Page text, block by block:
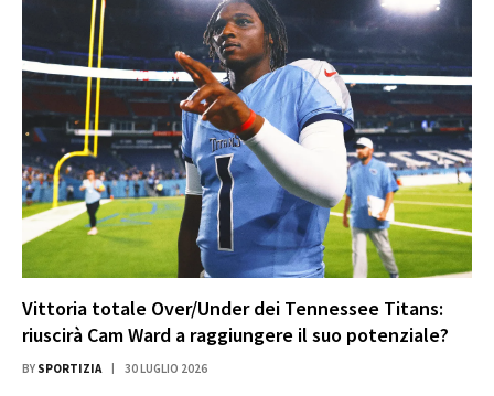
Vittoria totale Over/Under dei Tennessee Titans:
riuscirà Cam Ward a raggiungere il suo potenziale?
BY SPORTIZIA 30 LUGLIO 2026